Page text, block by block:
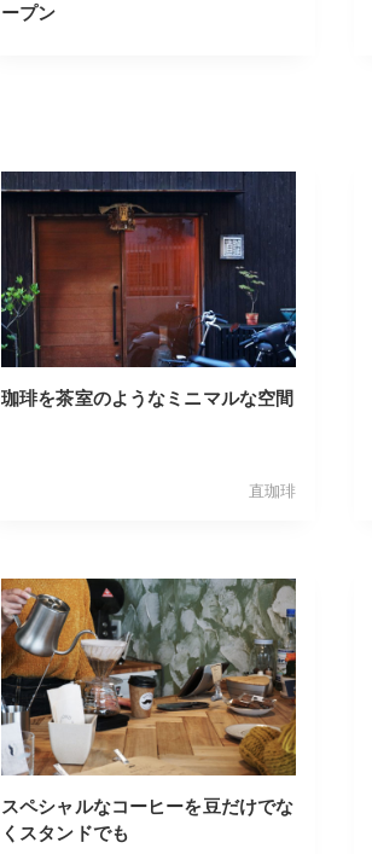
ープン
珈琲を茶室のようなミニマルな空間
直珈琲
スペシャルなコーヒーを豆だけでな
くスタンドでも